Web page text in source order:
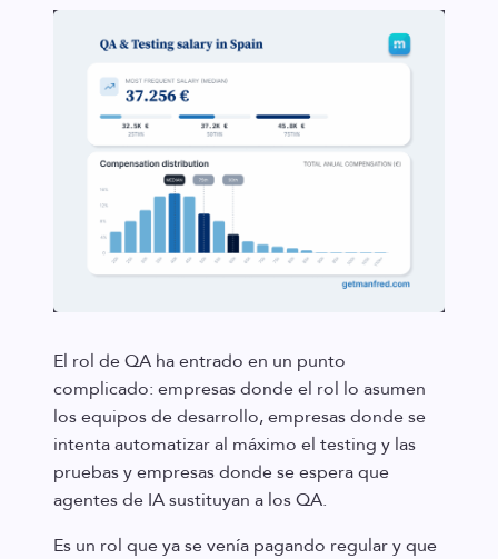
El rol de QA ha entrado en un punto
complicado: empresas donde el rol lo asumen
los equipos de desarrollo, empresas donde se
intenta automatizar al máximo el testing y las
pruebas y empresas donde se espera que
agentes de IA sustituyan a los QA.
Es un rol que ya se venía pagando regular y que